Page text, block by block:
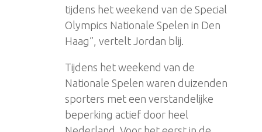
tijdens het weekend van de Special
Olympics Nationale Spelen in Den
Haag”, vertelt Jordan blij.
Tijdens het weekend van de
Nationale Spelen waren duizenden
sporters met een verstandelijke
beperking actief door heel